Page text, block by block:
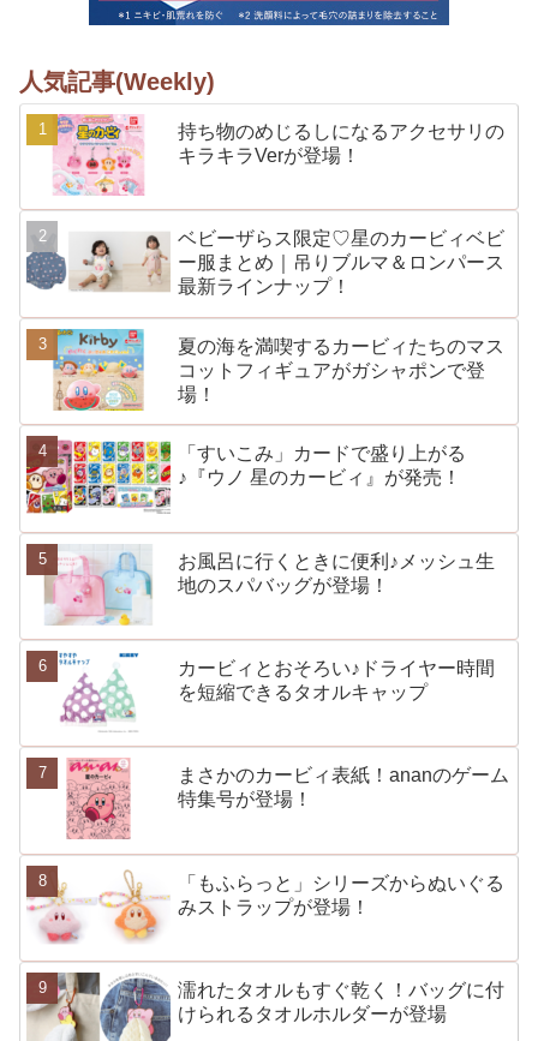
人気記事(Weekly)
持ち物のめじるしになるアクセサリの
キラキラVerが登場！
ベビーザらス限定♡星のカービィベビ
ー服まとめ｜吊りブルマ＆ロンパース
最新ラインナップ！
夏の海を満喫するカービィたちのマス
コットフィギュアがガシャポンで登
場！
「すいこみ」カードで盛り上がる
♪『ウノ 星のカービィ』が発売！
お風呂に行くときに便利♪メッシュ生
地のスパバッグが登場！
カービィとおそろい♪ドライヤー時間
を短縮できるタオルキャップ
まさかのカービィ表紙！ananのゲーム
特集号が登場！
「もふらっと」シリーズからぬいぐる
みストラップが登場！
濡れたタオルもすぐ乾く！バッグに付
けられるタオルホルダーが登場